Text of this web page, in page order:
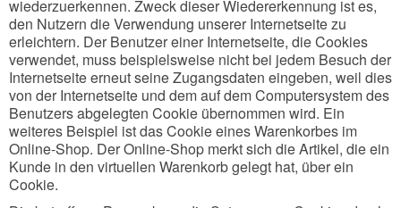
wiederzuerkennen. Zweck dieser Wiedererkennung ist es,
den Nutzern die Verwendung unserer Internetseite zu
erleichtern. Der Benutzer einer Internetseite, die Cookies
verwendet, muss beispielsweise nicht bei jedem Besuch der
Internetseite erneut seine Zugangsdaten eingeben, weil dies
von der Internetseite und dem auf dem Computersystem des
Benutzers abgelegten Cookie übernommen wird. Ein
weiteres Beispiel ist das Cookie eines Warenkorbes im
Online-Shop. Der Online-Shop merkt sich die Artikel, die ein
Kunde in den virtuellen Warenkorb gelegt hat, über ein
Cookie.